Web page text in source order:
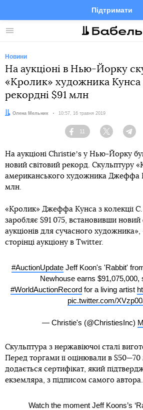
Меню
Підтримати
FacebookTelegram
Новини
На аукціоні в Нью-Йорку
«Кролик» художника Кунса
рекордні $91 млн
Автор:
Олена Мельник Дата:
10:57, 16 травня 2019
Facebook
11
Twitter
На аукціоні Сhristieʼs у Нью-Йорку
новий світовий рекорд. Скульптуру
американського художника Джеффа
млн.
«Кролик» Джеффа Кунса з колекції
заробляє $91 075, встановивши новий
аукціонів для сучасного
сторінці аукціону в Twitter.
#AuctionUpdate Jeff Koon's 'Rabbit'
Newhouse earns $91,075,000,
#WorldAuctionRecord for a living artist
pic.twitter.com/
— Christie's (@ChristiesInc)
Скульптура з нержавіючої сталі
Перед торгами її оцінювали в
додається сертифікат, який
екземляра, з підписом самого автора.
Watch the moment Jeff Koons’s